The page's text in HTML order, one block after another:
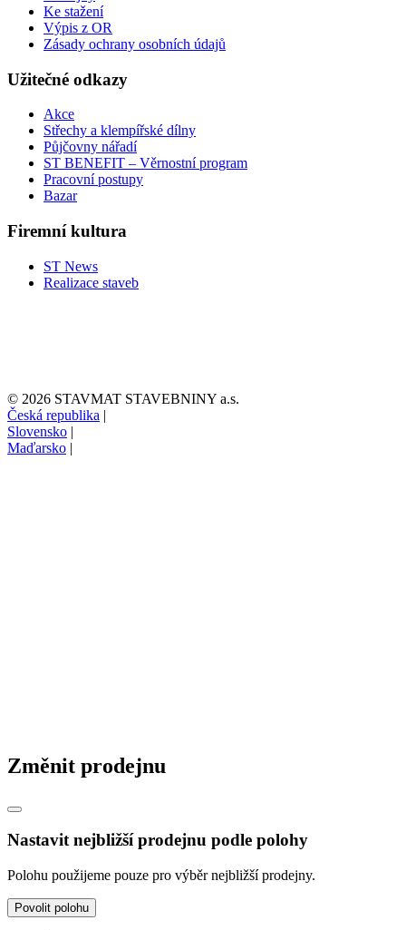
Ke stažení
Výpis z OR
Zásady ochrany osobních údajů
Užitečné odkazy
Akce
Střechy a klempířské dílny
Půjčovny nářadí
ST BENEFIT – Věrnostní program
Pracovní postupy
Bazar
Firemní kultura
ST News
Realizace staveb
© 2026 STAVMAT STAVEBNINY a.s.
Česká republika |
Slovensko |
Maďarsko |
Změnit prodejnu
Nastavit nejbližší prodejnu podle polohy
Polohu použijeme pouze pro výběr nejbližší prodejny.
Povolit polohu